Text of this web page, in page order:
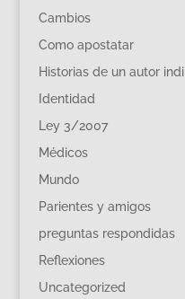
Cambios
Como apostatar
Historias de un autor indi
Identidad
Ley 3/2007
Médicos
Mundo
Parientes y amigos
preguntas respondidas
Reflexiones
Uncategorized